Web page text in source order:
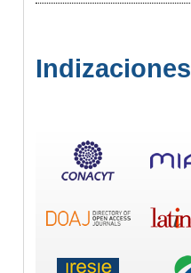
Indizaciones